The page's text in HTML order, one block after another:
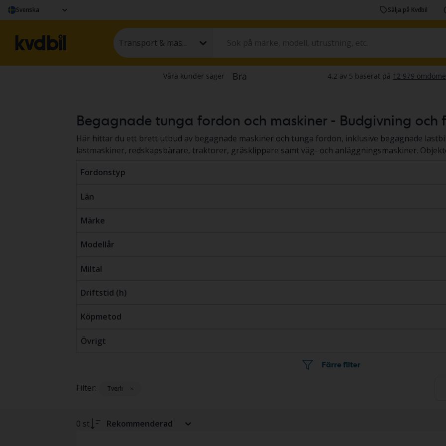
Svenska Sälja på Kvdbil
Transport & maskin
Begagnade tunga fordon och maskiner - Budgivning och
Här hittar du ett brett utbud av begagnade maskiner och tunga fordon, inklusive begagnade
lastmaskiner, redskapsbärare, traktorer, gräsklippare samt väg- och anläggningsmaskiner.
ett standardiserat dokumentationsprotokoll, så att du får en tydlig och trygg bild inför ditt köp.
Fordonstyp
Län
Märke
Modellår
Miltal
Driftstid (h)
Köpmetod
Övrigt
Färre filter
Filter: Tverli
0 st Rekommenderad